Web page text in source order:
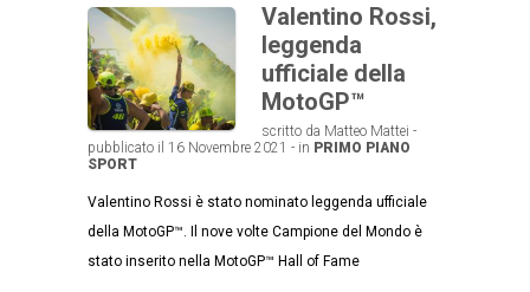
Valentino Rossi,
leggenda
ufficiale della
MotoGP™
scritto da Matteo Mattei -
pubblicato il 16 Novembre 2021 - in PRIMO PIANO
SPORT
Valentino Rossi è stato nominato leggenda ufficiale
della MotoGP™. Il nove volte Campione del Mondo è
stato inserito nella MotoGP™ Hall of Fame